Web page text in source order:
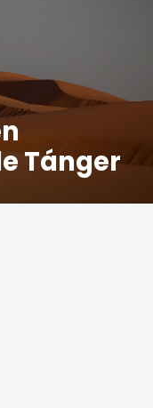
Tánger